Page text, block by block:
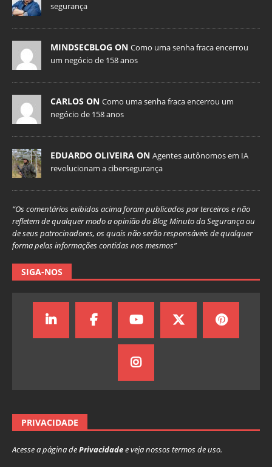
segurança
MINDSECBLOG ON Como uma senha fraca encerrou
um negócio de 158 anos
CARLOS ON Como uma senha fraca encerrou um
negócio de 158 anos
EDUARDO OLIVEIRA ON Agentes autônomos em IA
revolucionam a cibersegurança
“Os comentários exibidos acima foram publicados por terceiros e não
refletem de qualquer modo a opinião do Blog Minuto da Segurança ou
de seus patrocinadores, os quais não serão responsáveis de qualquer
forma pelas informações contidas nos mesmos”
SIGA-NOS
PRIVACIDADE
Acesse a página dePrivacidadee veja nossos termos de uso.